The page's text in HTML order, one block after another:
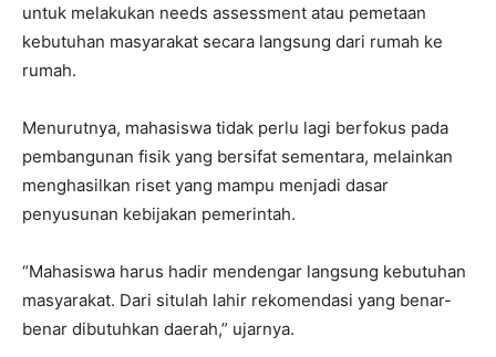
untuk melakukan needs assessment atau pemetaan
kebutuhan masyarakat secara langsung dari rumah ke
rumah.
Menurutnya, mahasiswa tidak perlu lagi berfokus pada
pembangunan fisik yang bersifat sementara, melainkan
menghasilkan riset yang mampu menjadi dasar
penyusunan kebijakan pemerintah.
“Mahasiswa harus hadir mendengar langsung kebutuhan
masyarakat. Dari situlah lahir rekomendasi yang benar-
benar dibutuhkan daerah,” ujarnya.